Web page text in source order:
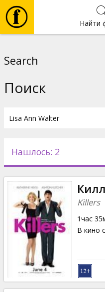
Найти
Новости
Подарки
Кинозакуски
B2B
Клуб
Search
Поиск
Нашлось: 2
Killers
1час
В кино с